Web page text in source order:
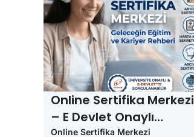
Online Sertifika Merkezi
– E Devlet Onaylı
Online Sertifika Merkezi